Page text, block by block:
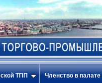
ТПП Членство в палате